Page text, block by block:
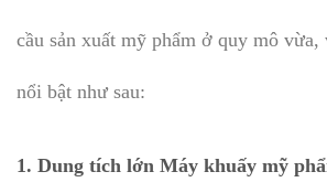
cầu sản xuất mỹ phẩm ở quy mô vừa,
nổi bật như sau:
1. Dung tích lớn Máy khuấy mỹ